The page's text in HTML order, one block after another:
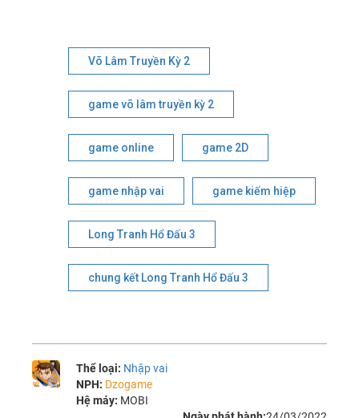
Võ Lâm Truyền Kỳ 2
game võ lâm truyền kỳ 2
game online game 2D
game nhập vai game kiếm hiệp
Long Tranh Hổ Đấu 3
chung kết Long Tranh Hổ Đấu 3
Thể loại: Nhập vai
NPH: Dzogame
Hệ máy: MOBI